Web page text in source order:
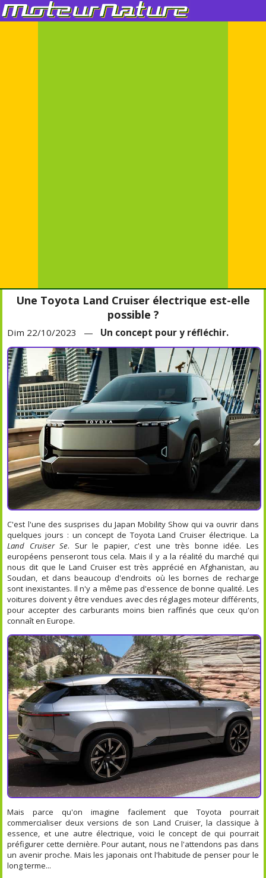
Une Toyota Land Cruiser électrique est-elle
possible ?
Dim 22/10/2023 — Un concept pour y réfléchir.
C'est l'une des susprises du Japan Mobility Show qui va ouvrir dans
quelques jours : un concept de Toyota Land Cruiser électrique. La
Land Cruiser Se. Sur le papier, c'est une très bonne idée. Les
européens penseront tous cela. Mais il y a la réalité du marché qui
nous dit que le Land Cruiser est très apprécié en Afghanistan, au
Soudan, et dans beaucoup d'endroits où les bornes de recharge
sont inexistantes. Il n'y a même pas d'essence de bonne qualité. Les
voitures doivent y être vendues avec des réglages moteur différents,
pour accepter des carburants moins bien raffinés que ceux qu'on
connaît en Europe.
Mais parce qu'on imagine facilement que Toyota pourrait
commercialiser deux versions de son Land Cruiser, la classique à
essence, et une autre électrique, voici le concept de qui pourrait
préfigurer cette dernière. Pour autant, nous ne l'attendons pas dans
un avenir proche. Mais les japonais ont l'habitude de penser pour le
long terme...